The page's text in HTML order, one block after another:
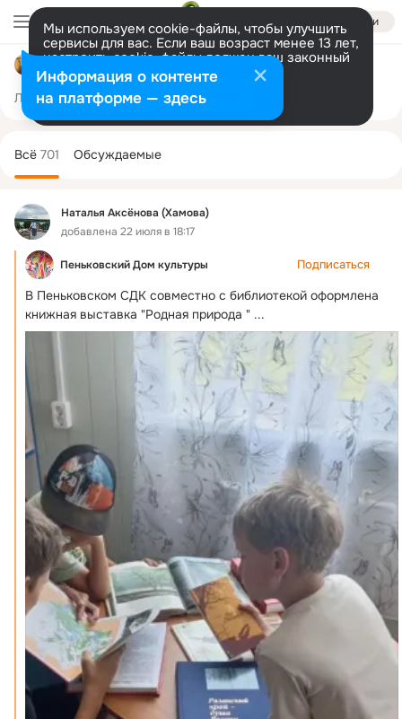
Войти
Мы используем cookie-файлы, чтобы улучшить
сервисы для вас. Если ваш возраст менее 13 лет,
настроить cookie-файлы должен ваш законный
представитель. Больше информации
Разрешить все Настроить
Лента Участники 118 Темы 701
Наталья Аксёнова (Хамова)
добавлена 22 июля в 18:17
Пеньковский Дом культуры Подписаться
В Пеньковском СДК совместно с библиотекой оформлена
книжная выставка "Родная природа " ...
колонка
Всё 701 Обсуждаемые
Информация о контенте
на платформе — здесь